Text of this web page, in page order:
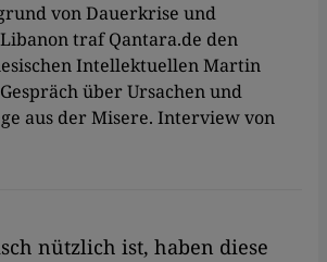
von Dauerkrise und
traf Qantara.de den
Intellektuellen Martin
über Ursachen und
aus der Misere. Interview von
nützlich ist, haben diese